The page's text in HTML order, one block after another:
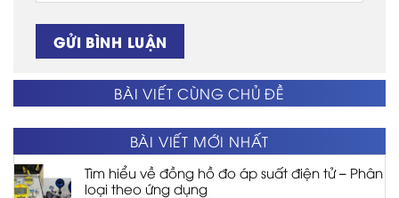
BÀI VIẾT CÙNG CHỦ ĐỀ
BÀI VIẾT MỚI NHẤT
Tìm hiểu về đồng hồ đo áp suất điện tử – Phân
loại theo ứng dụng